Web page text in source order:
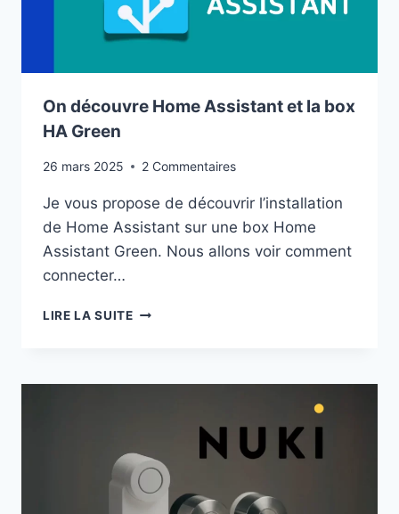
On découvre Home Assistant et la box
HA Green
26 mars 2025 2 Commentaires
Je vous propose de découvrir l’installation
de Home Assistant sur une box Home
Assistant Green. Nous allons voir comment
connecter…
LIRE LA SUITEON
ET
GREEN